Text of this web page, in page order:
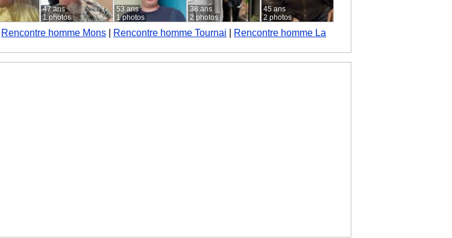
47 ans
1 photos
53 ans
1 photos
38 ans
2 photos
45 ans
2 photos
Rencontre homme Mons Rencontre homme Tournai
Rencontre homme La